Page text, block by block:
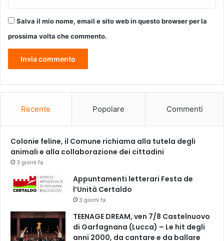
Salva il mio nome, email e sito web in questo browser per la
prossima volta che commento.
Recente Popolare Commenti
Colonie feline, il Comune richiama alla tutela degli
animali e alla collaborazione dei cittadini
3 giorni fa
Appuntamenti letterari Festa de
l’Unità Certaldo
3 giorni fa
TEENAGE DREAM, ven 7/8 Castelnuovo
di Garfagnana (Lucca) – Le hit degli
anni 2000, da cantare e da ballare